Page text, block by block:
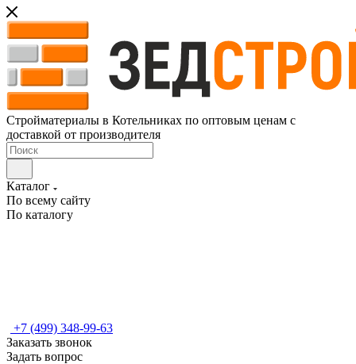
Стройматериалы в Котельниках по оптовым ценам с
доставкой от производителя
Каталог
По всему сайту
По каталогу
+7 (499) 348-99-63
Заказать звонок
Задать вопрос